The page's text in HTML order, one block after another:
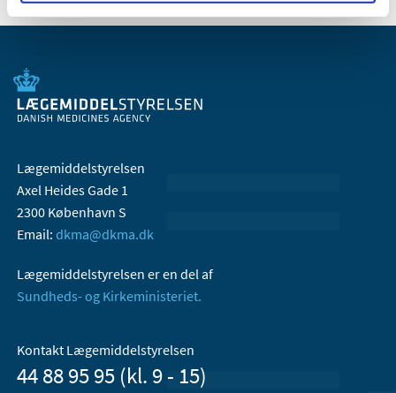
Lægemiddelstyrelsen
Axel Heides Gade 1
2300 København S
Email: dkma@dkma.dk
Lægemiddelstyrelsen er en del af
Sundheds- og Kirkeministeriet.
Kontakt Lægemiddelstyrelsen
44 88 95 95 (kl. 9 - 15)